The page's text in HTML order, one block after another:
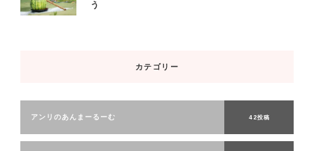
う
カテゴリー
アンリのあんまーるーむ 42投稿